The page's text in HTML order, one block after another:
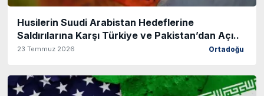
Husilerin Suudi Arabistan Hedeflerine
Saldırılarına Karşı Türkiye ve Pakistan’dan Açı..
23 Temmuz 2026 Ortadoğu